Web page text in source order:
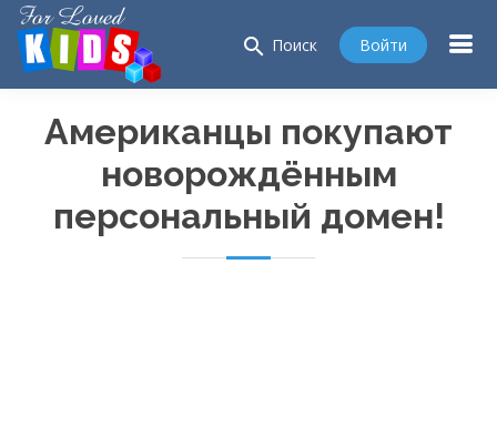
search Поиск Войти
Американцы покупают
новорождённым
персональный домен!